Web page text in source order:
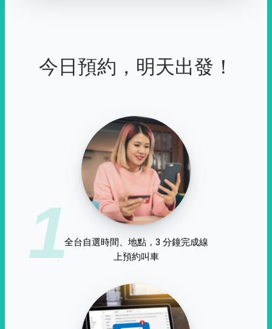
今日預約，明天出發！
1全台自選時間、地點，3 分鐘完成線
上預約叫車